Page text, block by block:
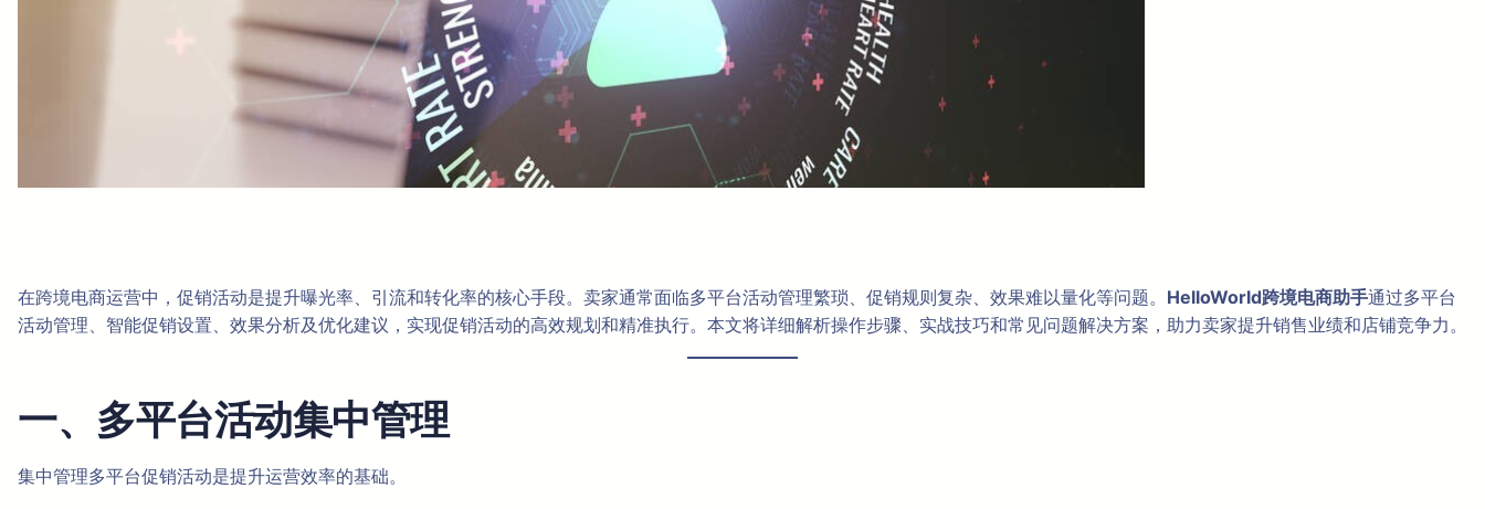
在跨境电商运营中，促销活动是提升曝光率、引流和转化率的核心手段。卖家通常面临多平台活动管理繁琐、促销规则复杂、效果难以量化等问题。 HelloWorld跨境电商助手通过多平台
活动管理、智能促销设置、效果分析及优化建议，实现促销活动的高效规划和精准执行。本文将详细解析操作步骤、实战技巧和常见问题解决方案，助力卖家提升销售业绩和店铺竞争力。
一、多平台活动集中管理
集中管理多平台促销活动是提升运营效率的基础。